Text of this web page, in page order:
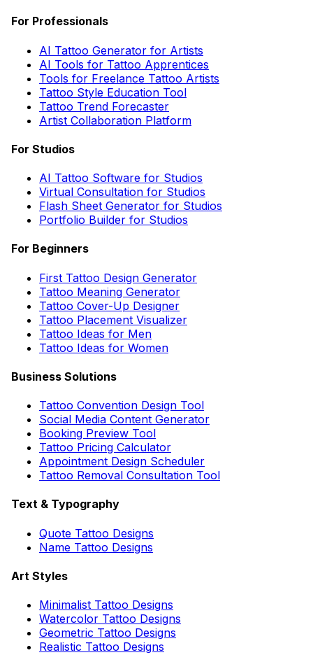
For Professionals
AI Tattoo Generator for Artists
AI Tools for Tattoo Apprentices
Tools for Freelance Tattoo Artists
Tattoo Style Education Tool
Tattoo Trend Forecaster
Artist Collaboration Platform
For Studios
AI Tattoo Software for Studios
Virtual Consultation for Studios
Flash Sheet Generator for Studios
Portfolio Builder for Studios
For Beginners
First Tattoo Design Generator
Tattoo Meaning Generator
Tattoo Cover-Up Designer
Tattoo Placement Visualizer
Tattoo Ideas for Men
Tattoo Ideas for Women
Business Solutions
Tattoo Convention Design Tool
Social Media Content Generator
Booking Preview Tool
Tattoo Pricing Calculator
Appointment Design Scheduler
Tattoo Removal Consultation Tool
Text & Typography
Quote Tattoo Designs
Name Tattoo Designs
Art Styles
Minimalist Tattoo Designs
Watercolor Tattoo Designs
Geometric Tattoo Designs
Realistic Tattoo Designs